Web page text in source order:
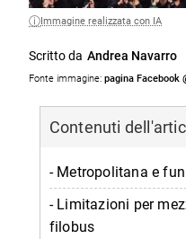
Immagine realizzata con IA
Scritto da Andrea Navarro
Fonte immagine: pagina Facebook
Contenuti
- Metropolitana e
- Limitazioni per
filobus